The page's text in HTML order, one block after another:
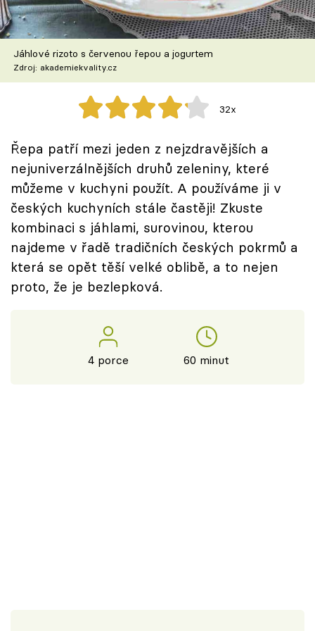
Škola vaření
Recepty z TV
Speciál: Cuketa
Těhotnej kuchař
Sledujte prima+
Přihlášení
Sledujte nás
Jáhlové rizoto s červenou řepou a jogurtem
Zdroj: akademiekvality.cz
32x
Řepa patří mezi jeden z nejzdravějších a
nejuniverzálnějších druhů zeleniny, které
můžeme v kuchyni použít. A používáme ji v
českých kuchyních stále častěji! Zkuste
kombinaci s jáhlami, surovinou, kterou
najdeme v řadě tradičních českých pokrmů a
která se opět těší velké oblibě, a to nejen
proto, že je bezlepková.
4 porce 60 minut